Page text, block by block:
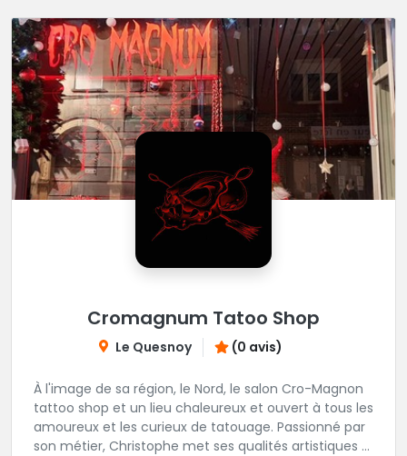
Cromagnum Tatoo Shop
Le Quesnoy (0 avis)
À l'image de sa région, le Nord, le salon Cro-Magnon
tattoo shop et un lieu chaleureux et ouvert à tous les
amoureux et les curieux de tatouage. Passionné par
son métier, Christophe met ses qualités artistiques à